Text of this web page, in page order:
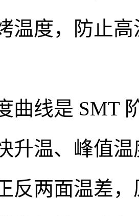
温度，防止
曲线是 SMT
升温、峰值
反两面温差